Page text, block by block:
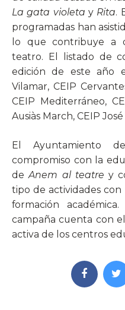
La gata violeta y Rita.
programadas han
lo que contribuye a
teatro. El listado de
edición de este año
Vilamar, CEIP
CEIP Mediterráneo,
Ausiàs March, CEIP
El Ayuntamiento
compromiso con la
deAnem al teatre y
tipo de actividades
formación
campaña cuenta con
activa de los centros